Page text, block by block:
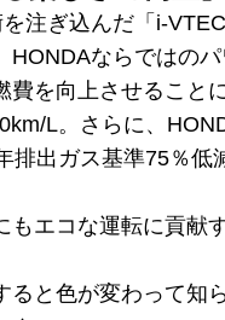
注ぎ込んだ「i-
HONDAならではの
費を向上させること
L。さらに、
排出ガス基準75％低
もエコな運転に貢献
ると色が変わって知